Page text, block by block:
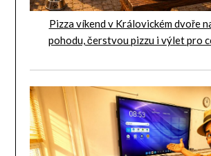
Pizza víkend v Královickém dvoře
pohodu, čerstvou pizzu i výlet pro